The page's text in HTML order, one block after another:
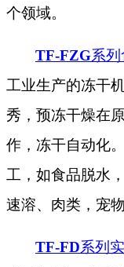
个领域。
TF-FZG系
工业生产的冻干
秀，预冻干燥在
作，冻干自动化
工，如食品脱水
速溶、肉类，宠
TF-FD系列